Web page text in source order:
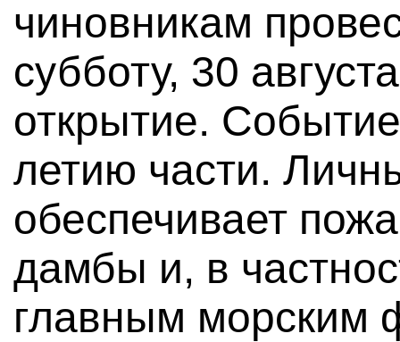
чиновникам
субботу, 30
открытие.
летию части.
обеспечивает
дамбы и, в
главным морским